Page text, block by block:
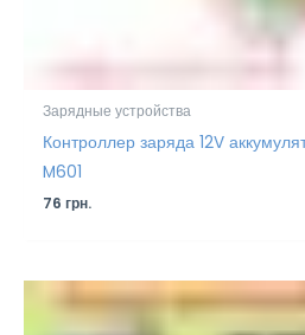
Зарядные устройства
Контроллер заряда 12V
M601
76грн.